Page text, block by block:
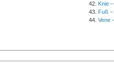
Knie
Fuß
Vene